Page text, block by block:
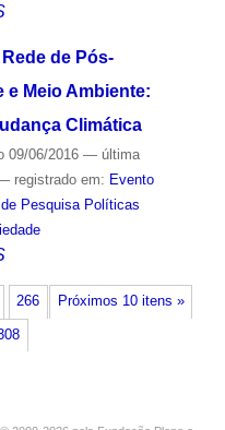
de Pós-
e Meio Ambiente:
Climática
09/06/2016 — última
registrado em: Evento
Pesquisa Políticas
Próximos 10 itens »
266